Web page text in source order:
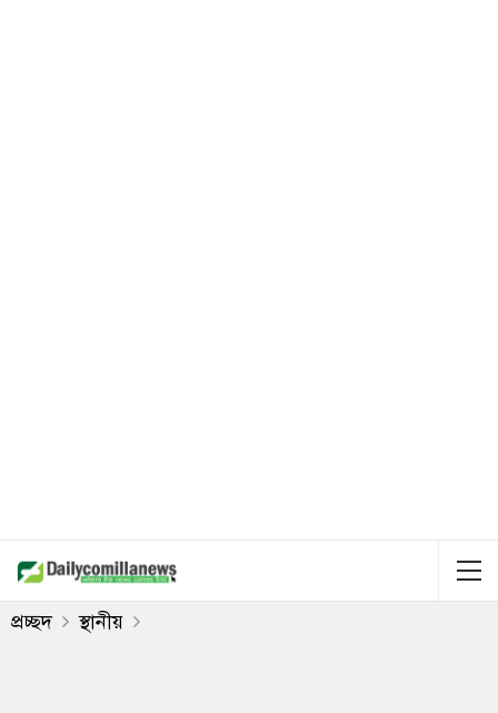
প্রচ্ছদ স্থানীয়